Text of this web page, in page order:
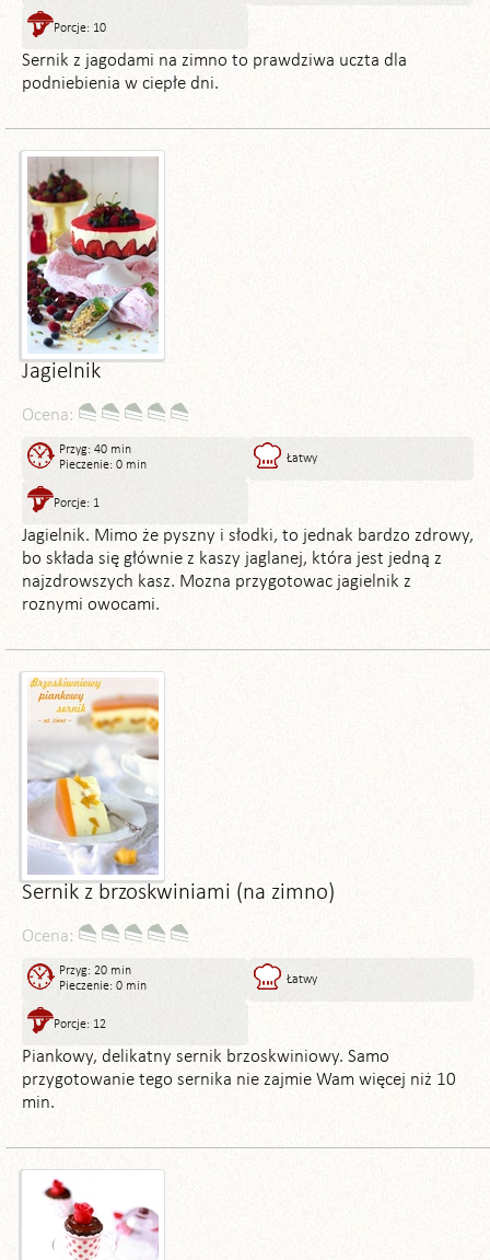
Porcje: 10
Sernik z jagodami na zimno to prawdziwa uczta dla
podniebienia w ciepłe dni.
Jagielnik
Ocena:
Przyg: 40 min
Pieczenie: 0 min
Łatwy
Porcje: 1
Jagielnik. Mimo że pyszny i słodki, to jednak bardzo zdrowy,
bo składa się głównie z kaszy jaglanej, która jest jedną z
najzdrowszych kasz. Mozna przygotowac jagielnik z
roznymi owocami.
Sernik z brzoskwiniami (na zimno)
Ocena:
Przyg: 20 min
Pieczenie: 0 min
Łatwy
Porcje: 12
Piankowy, delikatny sernik brzoskwiniowy. Samo
przygotowanie tego sernika nie zajmie Wam więcej niż 10
min.